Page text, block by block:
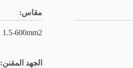
مقاس:
1.5-600mm2
الجهد المقنن: